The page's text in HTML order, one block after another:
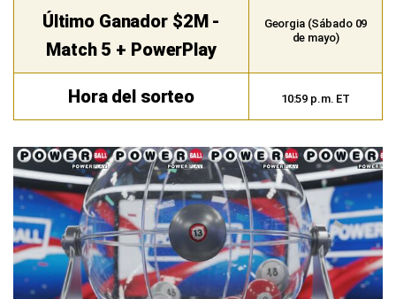
Último Ganador $2M -
Match 5 + PowerPlay
Georgia (Sábado 09
de mayo)
Hora del sorteo 10:59 p.m. ET